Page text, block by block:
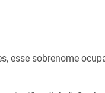
esse sobrenome